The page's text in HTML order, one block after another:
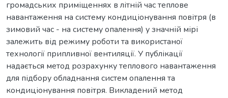
громадських приміщеннях в літній час теплове
навантаження на систему кондиціонування повітря (в
зимовий час - на систему опалення) у значній мірі
залежить від режиму роботи та використаної
технології припливної вентиляції. У публікації
надається метод розрахунку теплового навантаження
для підбору обладнання систем опалення та
кондиціонування повітря. Викладений метод